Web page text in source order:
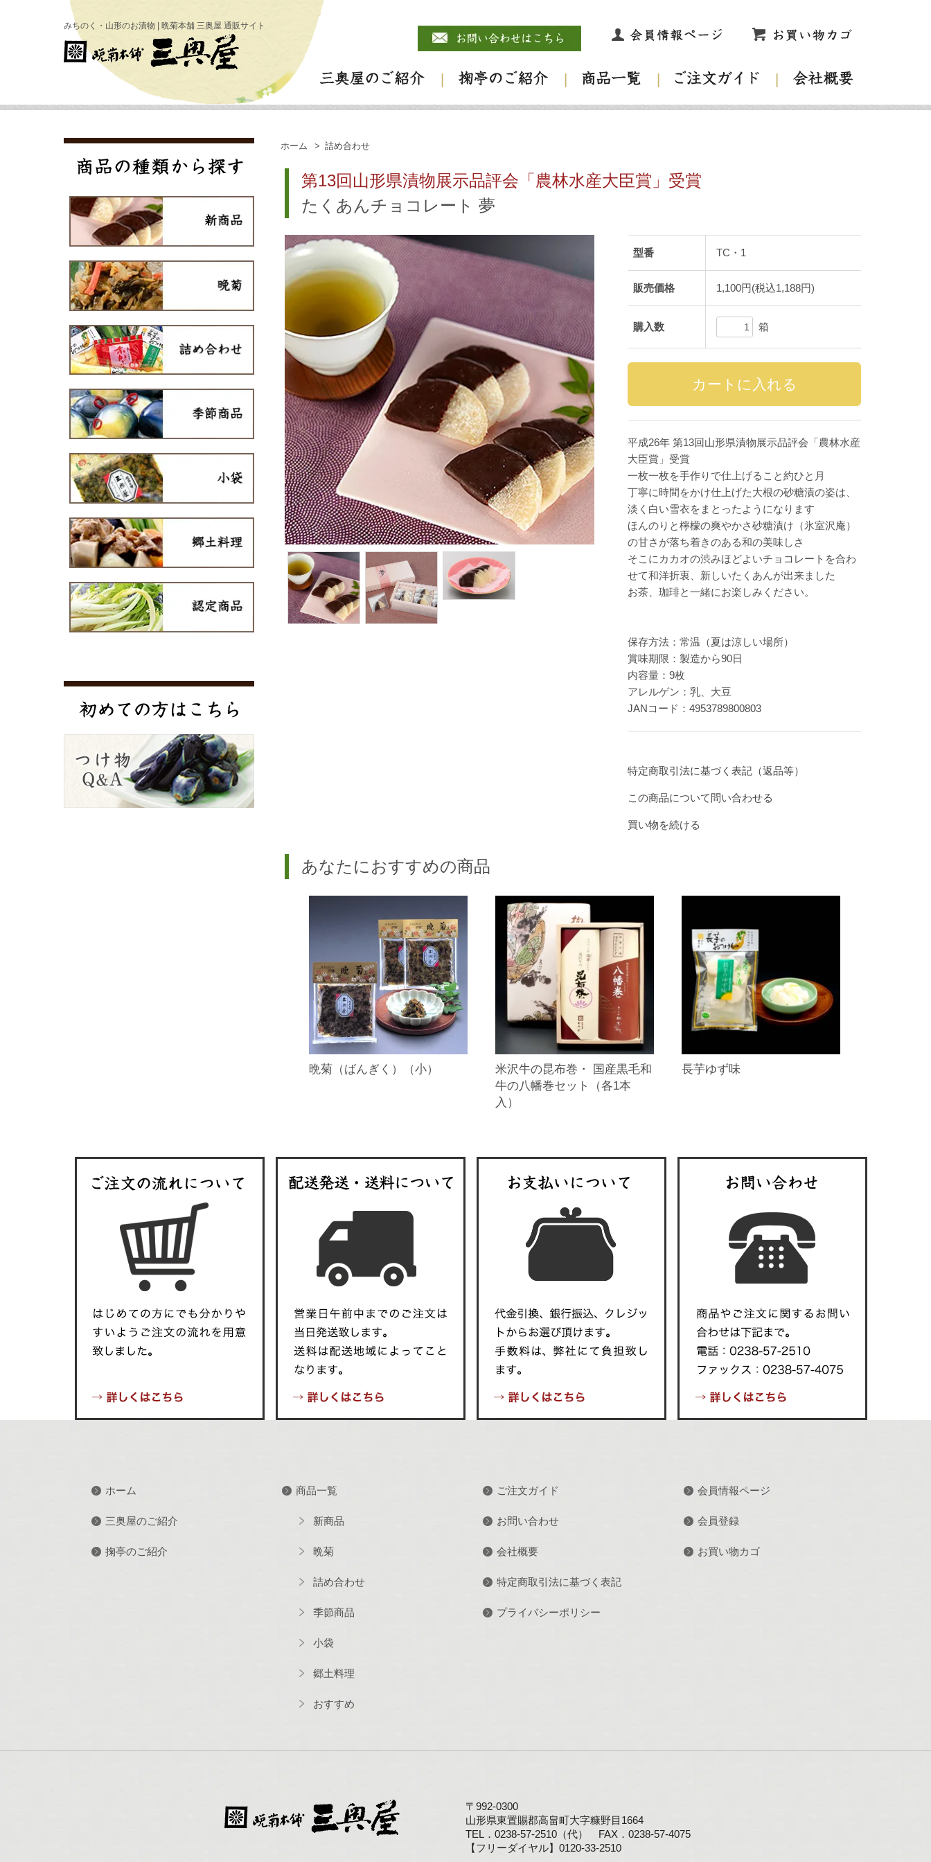
みちのく・山形のお漬物 | 晩菊本舗 三奥屋 通販サイト
ホーム > 詰め合わせ
第13回山形県漬物展示品評会「農林水産大臣賞」受賞
たくあんチョコレート 夢
型番 TC・1
販売価格 1,100円(税込1,188円)
購入数 箱
平成26年 第13回山形県漬物展示品評会「農林水産
大臣賞」受賞
一枚一枚を手作りで仕上げること約ひと月
丁寧に時間をかけ仕上げた大根の砂糖漬の姿は、
淡く白い雪衣をまとったようになります
ほんのりと檸檬の爽やかさ砂糖漬け（氷室沢庵）
の甘さが落ち着きのある和の美味しさ
そこにカカオの渋みほどよいチョコレートを合わ
せて和洋折衷、新しいたくあんが出来ました
お茶、珈琲と一緒にお楽しみください。
保存方法：常温（夏は涼しい場所）
賞味期限：製造から90日
内容量：9枚
アレルゲン：乳、大豆
JANコード：4953789800803
特定商取引法に基づく表記（返品等）
この商品について問い合わせる
買い物を続ける
あなたにおすすめの商品
晩菊（ばんぎく）（小）
米沢牛の昆布巻・ 国産黒毛和
牛の八幡巻セット（各1本
入）
長芋ゆず味
ホーム
三奥屋のご紹介
掬亭のご紹介
商品一覧
新商品
晩菊
詰め合わせ
季節商品
小袋
郷土料理
おすすめ
ご注文ガイド
お問い合わせ
会社概要
特定商取引法に基づく表記
プライバシーポリシー
会員情報ページ
会員登録
お買い物カゴ
〒992-0300
山形県東置賜郡高畠町大字糠野目1664
TEL．0238-57-2510（代） FAX．0238-57-4075
【フリーダイヤル】0120-33-2510